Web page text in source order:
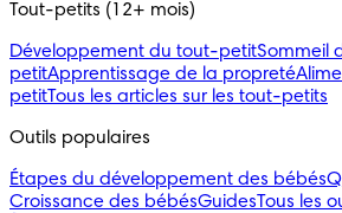
Tout-petits (12+ mois)
Développement du tout-petitSommeil
petitApprentissage de la propreté
petitTous les articles sur les tout-petits
Outils populaires
Étapes du développement des bébés
Croissance des bébésGuidesTous les